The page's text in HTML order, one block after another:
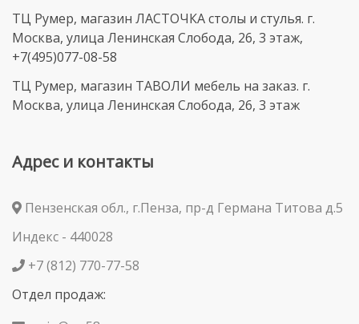
ТЦ Румер, магазин ЛАСТОЧКА столы и стулья. г.
Москва, улица Ленинская Слобода, 26, 3 этаж,
+7(495)077-08-58
ТЦ Румер, магазин ТАВОЛИ мебель на заказ. г.
Москва, улица Ленинская Слобода, 26, 3 этаж
Адрес и контакты
Пензенская обл., г.Пенза, пр-д Германа Титова д.5
Индекс - 440028
+7 (812) 770-77-58
Отдел продаж: